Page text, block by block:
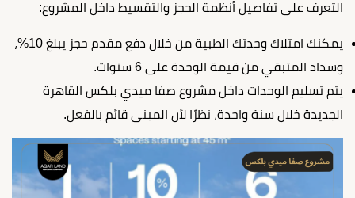
التعرف على تفاصيل أنظمة الحجز والتقسيط داخل المشروع:
يمكنك امتلاك وحدتك الطبية من خلال دفع مقدم حجز يبلغ 10%،
وسداد المتبقي من قيمة الوحدة على 6 سنوات.
يتم تسليم الوحدات داخل مشروع صفا ميدي بلكس القاهرة
الجديدة خلال سنة واحدة، نظرًا لأن المبنى قائم بالفعل.